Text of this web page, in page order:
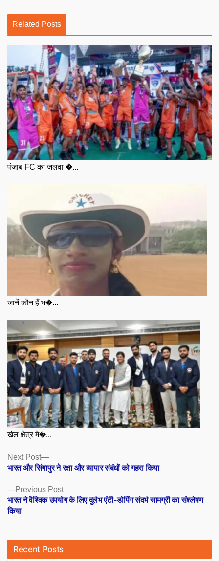
Related Posts
पंजाब FC का जलवा �...
जानें कौन हैं भ�...
खेल क्षेत्र मे�...
Posts
navigation
Previous PostPrevious
post:
भारत ने वैश्विक उपयोग के लिए दुर्लभ एंटी-डोपिंग संदर्भ सामग्री का संश्लेषण
किया
Next Post
Next
post:
भारत और सिंगापुर ने रक्षा और व्यापार संबंधों को गहरा किया
Recent Posts